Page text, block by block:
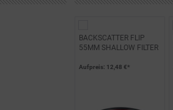
BACKSCATTER FLIP
55MM SHALLOW FILTER
Aufpreis: 12,48 €*